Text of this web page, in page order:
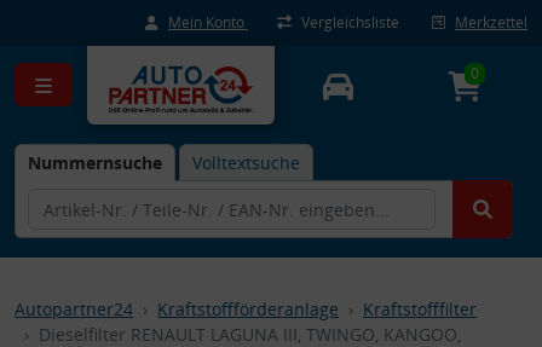
Mein Konto Vergleichsliste Merkzettel
Nummernsuche Volltextsuche
0
Autopartner24 Kraftstoffförderanlage
Kraftstofffilter
Dieselfilter RENAULT LAGUNA III, TWINGO, KANGOO,